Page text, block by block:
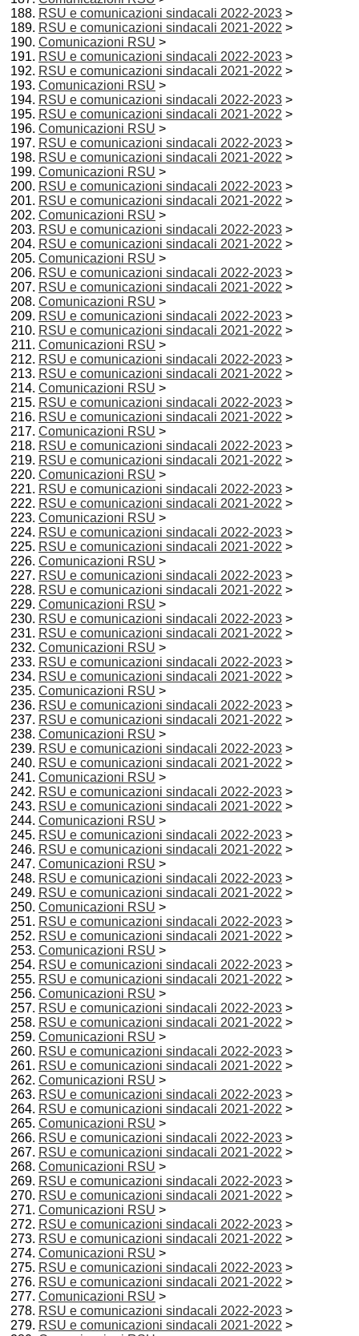
RSU e comunicazioni sindacali 2022-2023 >
RSU e comunicazioni sindacali 2021-2022 >
Comunicazioni RSU >
RSU e comunicazioni sindacali 2022-2023 >
RSU e comunicazioni sindacali 2021-2022 >
Comunicazioni RSU >
RSU e comunicazioni sindacali 2022-2023 >
RSU e comunicazioni sindacali 2021-2022 >
Comunicazioni RSU >
RSU e comunicazioni sindacali 2022-2023 >
RSU e comunicazioni sindacali 2021-2022 >
Comunicazioni RSU >
RSU e comunicazioni sindacali 2022-2023 >
RSU e comunicazioni sindacali 2021-2022 >
Comunicazioni RSU >
RSU e comunicazioni sindacali 2022-2023 >
RSU e comunicazioni sindacali 2021-2022 >
Comunicazioni RSU >
RSU e comunicazioni sindacali 2022-2023 >
RSU e comunicazioni sindacali 2021-2022 >
Comunicazioni RSU >
RSU e comunicazioni sindacali 2022-2023 >
RSU e comunicazioni sindacali 2021-2022 >
Comunicazioni RSU >
RSU e comunicazioni sindacali 2022-2023 >
RSU e comunicazioni sindacali 2021-2022 >
Comunicazioni RSU >
RSU e comunicazioni sindacali 2022-2023 >
RSU e comunicazioni sindacali 2021-2022 >
Comunicazioni RSU >
RSU e comunicazioni sindacali 2022-2023 >
RSU e comunicazioni sindacali 2021-2022 >
Comunicazioni RSU >
RSU e comunicazioni sindacali 2022-2023 >
RSU e comunicazioni sindacali 2021-2022 >
Comunicazioni RSU >
RSU e comunicazioni sindacali 2022-2023 >
RSU e comunicazioni sindacali 2021-2022 >
Comunicazioni RSU >
RSU e comunicazioni sindacali 2022-2023 >
RSU e comunicazioni sindacali 2021-2022 >
Comunicazioni RSU >
RSU e comunicazioni sindacali 2022-2023 >
RSU e comunicazioni sindacali 2021-2022 >
Comunicazioni RSU >
RSU e comunicazioni sindacali 2022-2023 >
RSU e comunicazioni sindacali 2021-2022 >
Comunicazioni RSU >
RSU e comunicazioni sindacali 2022-2023 >
RSU e comunicazioni sindacali 2021-2022 >
Comunicazioni RSU >
RSU e comunicazioni sindacali 2022-2023 >
RSU e comunicazioni sindacali 2021-2022 >
Comunicazioni RSU >
RSU e comunicazioni sindacali 2022-2023 >
RSU e comunicazioni sindacali 2021-2022 >
Comunicazioni RSU >
RSU e comunicazioni sindacali 2022-2023 >
RSU e comunicazioni sindacali 2021-2022 >
Comunicazioni RSU >
RSU e comunicazioni sindacali 2022-2023 >
RSU e comunicazioni sindacali 2021-2022 >
Comunicazioni RSU >
RSU e comunicazioni sindacali 2022-2023 >
RSU e comunicazioni sindacali 2021-2022 >
Comunicazioni RSU >
RSU e comunicazioni sindacali 2022-2023 >
RSU e comunicazioni sindacali 2021-2022 >
Comunicazioni RSU >
RSU e comunicazioni sindacali 2022-2023 >
RSU e comunicazioni sindacali 2021-2022 >
Comunicazioni RSU >
RSU e comunicazioni sindacali 2022-2023 >
RSU e comunicazioni sindacali 2021-2022 >
Comunicazioni RSU >
RSU e comunicazioni sindacali 2022-2023 >
RSU e comunicazioni sindacali 2021-2022 >
Comunicazioni RSU >
RSU e comunicazioni sindacali 2022-2023 >
RSU e comunicazioni sindacali 2021-2022 >
Comunicazioni RSU >
RSU e comunicazioni sindacali 2022-2023 >
RSU e comunicazioni sindacali 2021-2022 >
Comunicazioni RSU >
RSU e comunicazioni sindacali 2022-2023 >
RSU e comunicazioni sindacali 2021-2022 >
Comunicazioni RSU >
RSU e comunicazioni sindacali 2022-2023 >
RSU e comunicazioni sindacali 2021-2022 >
Comunicazioni RSU >
RSU e comunicazioni sindacali 2022-2023 >
RSU e comunicazioni sindacali 2021-2022 >